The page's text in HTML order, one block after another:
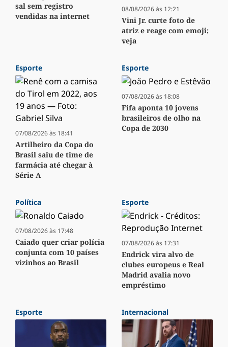
sal sem registro
vendidas na internet
08/08/2026 às 12:21
Vini Jr. curte foto de
atriz e reage com emoji;
veja
Esporte
07/08/2026 às 18:41
Artilheiro da Copa do
Brasil saiu de time de
farmácia até chegar à
Série A
Esporte
07/08/2026 às 18:08
Fifa aponta 10 jovens
brasileiros de olho na
Copa de 2030
Política
07/08/2026 às 17:48
Caiado quer criar polícia
conjunta com 10 países
vizinhos ao Brasil
Esporte
07/08/2026 às 17:31
Endrick vira alvo de
clubes europeus e Real
Madrid avalia novo
empréstimo
Esporte Internacional